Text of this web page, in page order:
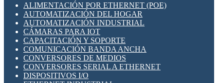
SENSORES INDUCTIVOS
TEMPORIZADORES
VARIACS
VARIADORES DE FRECUENCIA [VDF]
SECCIONADORES - INTERRUPTORES
MAQUINARIA
HERRAMIENTAS VARIAS
ILUMINACIÓN LED
INTERRUPTORES REED
INTERFACES DE RELÉ
OTROS RELÉS
PROTECCIÓN TÉRMICA
RELÉS AUTOMOTRICES
RELÉS DE SEÑAL
RELÉS DE ESTADO SÓLIDO SSR
ALIMENTACIÓN POR ETHERNET (POE)
AUTOMATIZACIÓN DEL HOGAR
AUTOMATIZACIÓN INDUSTRIAL
CÁMARAS PARA IOT
CAPACITACIÓN Y SOPORTE
COMUNICACIÓN BANDA ANCHA
CONVERSORES DE MEDIOS
CONVERSORES SERIAL A ETHERNET
DISPOSITIVOS I/O